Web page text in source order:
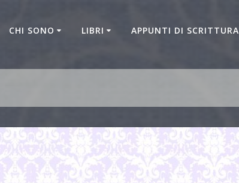
CHI SONO LIBRI APPUNTI DI SCRITTURA